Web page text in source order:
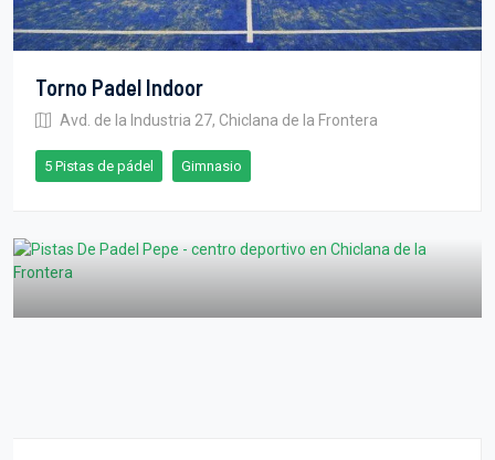
Torno Padel Indoor
Avd. de la Industria 27, Chiclana de la Frontera
5 Pistas de pádel Gimnasio